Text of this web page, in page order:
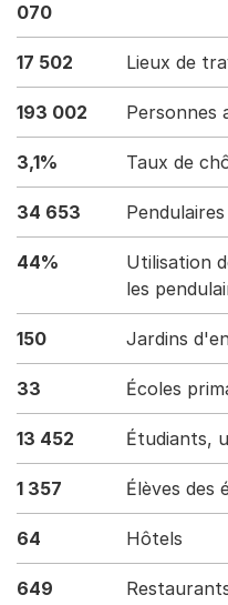
070
17 502 Lieux de
193 002 Personnes
3,1% Taux de
34 653
44%
Utilisation
les
150 Jardins
33 Écoles
13 452 Étudiants,
1 357 Élèves des
64 Hôtels
649